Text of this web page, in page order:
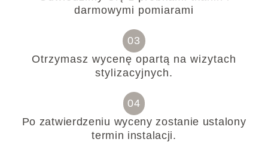
darmowymi pomiarami
03
Otrzymasz wycenę opartą na wizytach
stylizacyjnych.
04
Po zatwierdzeniu wyceny zostanie ustalony
termin instalacji.